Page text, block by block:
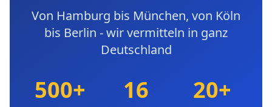
Von Hamburg bis München, von Köln
bis Berlin - wir vermitteln in ganz
Deutschland
500+ 16 20+